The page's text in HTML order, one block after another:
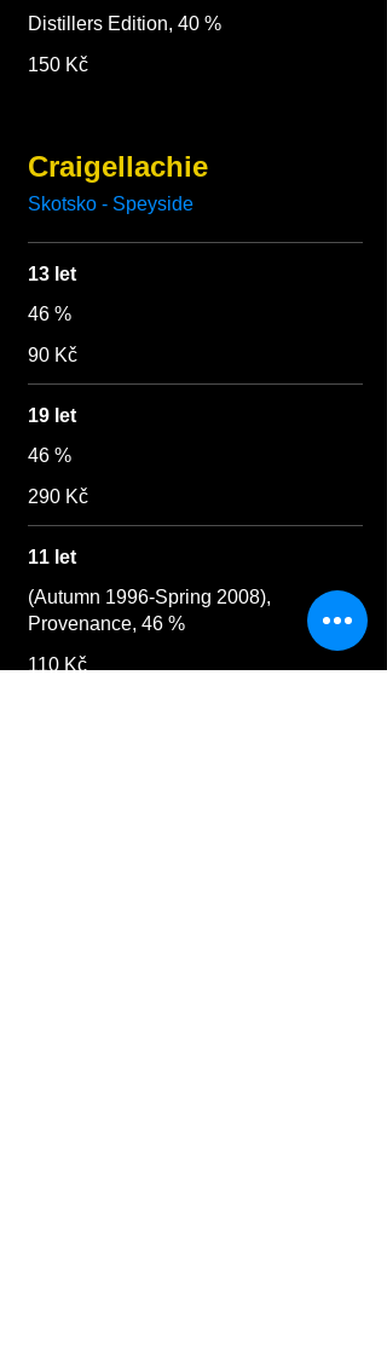
Distillers Edition, 40 %
150 Kč
Craigellachie
Skotsko - Speyside
13 let
46 %
90 Kč
19 let
46 %
290 Kč
11 let
(Autumn 1996-Spring 2008),
Provenance, 46 %
110 Kč